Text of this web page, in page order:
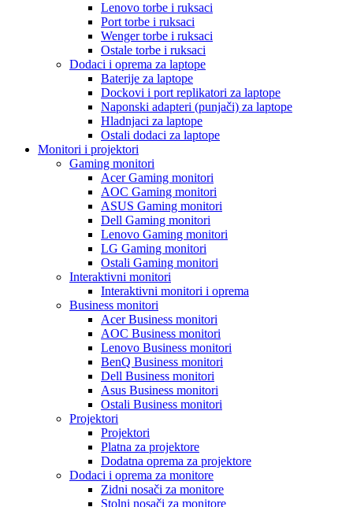
Lenovo torbe i ruksaci
Port torbe i ruksaci
Wenger torbe i ruksaci
Ostale torbe i ruksaci
Dodaci i oprema za laptope
Baterije za laptope
Dockovi i port replikatori za laptope
Naponski adapteri (punjači) za laptope
Hladnjaci za laptope
Ostali dodaci za laptope
Monitori i projektori
Gaming monitori
Acer Gaming monitori
AOC Gaming monitori
ASUS Gaming monitori
Dell Gaming monitori
Lenovo Gaming monitori
LG Gaming monitori
Ostali Gaming monitori
Interaktivni monitori
Interaktivni monitori i oprema
Business monitori
Acer Business monitori
AOC Business monitori
Lenovo Business monitori
BenQ Business monitori
Dell Business monitori
Asus Business monitori
Ostali Business monitori
Projektori
Projektori
Platna za projektore
Dodatna oprema za projektore
Dodaci i oprema za monitore
Zidni nosači za monitore
Stolni nosači za monitore